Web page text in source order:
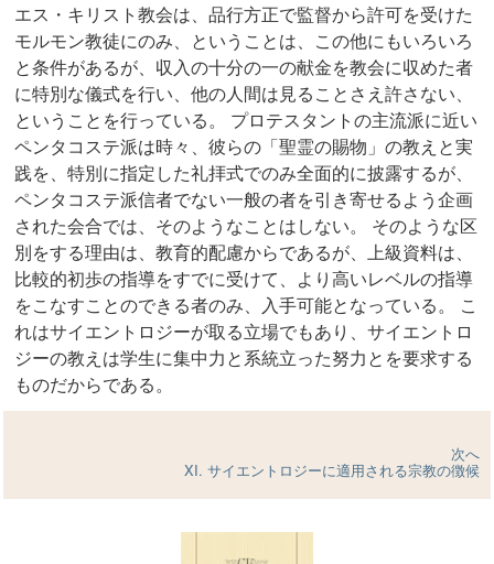
エス・キリスト教会は、品行方正で監督から許可を受けた
モルモン教徒にのみ、ということは、この他にもいろいろ
と条件があるが、収入の十分の一の献金を教会に収めた者
に特別な儀式を行い、他の人間は見ることさえ許さない、
ということを行っている。 プロテスタントの主流派に近い
ペンタコステ派は時々、彼らの「聖霊の賜物」の教えと実
践を、特別に指定した礼拝式でのみ全面的に披露するが、
ペンタコステ派信者でない一般の者を引き寄せるよう企画
された会合では、そのようなことはしない。 そのような区
別をする理由は、教育的配慮からであるが、上級資料は、
比較的初歩の指導をすでに受けて、より高いレベルの指導
をこなすことのできる者のみ、入手可能となっている。 こ
れはサイエントロジーが取る立場でもあり、サイエントロ
ジーの教えは学生に集中力と系統立った努力とを要求する
ものだからである。
次へ
XI. サイエントロジーに適用される宗教の徴候